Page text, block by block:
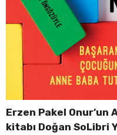
Erzen Pakel Onur’un
kitabı Doğan SoLibri